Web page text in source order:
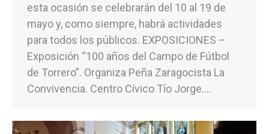
esta ocasión se celebrarán del 10 al 19 de
mayo y, como siempre, habrá actividades
para todos los públicos. EXPOSICIONES –
Exposición “100 años del Campo de Fútbol
de Torrero”. Organiza Peña Zaragocista La
Convivencia. Centro Cívico Tío Jorge.…